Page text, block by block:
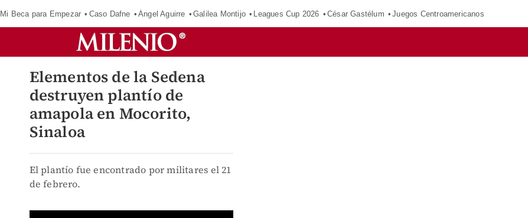
Mi Beca para Empezar Caso Dafne Ángel Aguirre Galilea Montijo Leagues Cup 2026 César Gastélum Juegos Centroamericanos
Elementos de la Sedena
destruyen plantío de
amapola en Mocorito,
Sinaloa
El plantío fue encontrado por militares el 21
de febrero.